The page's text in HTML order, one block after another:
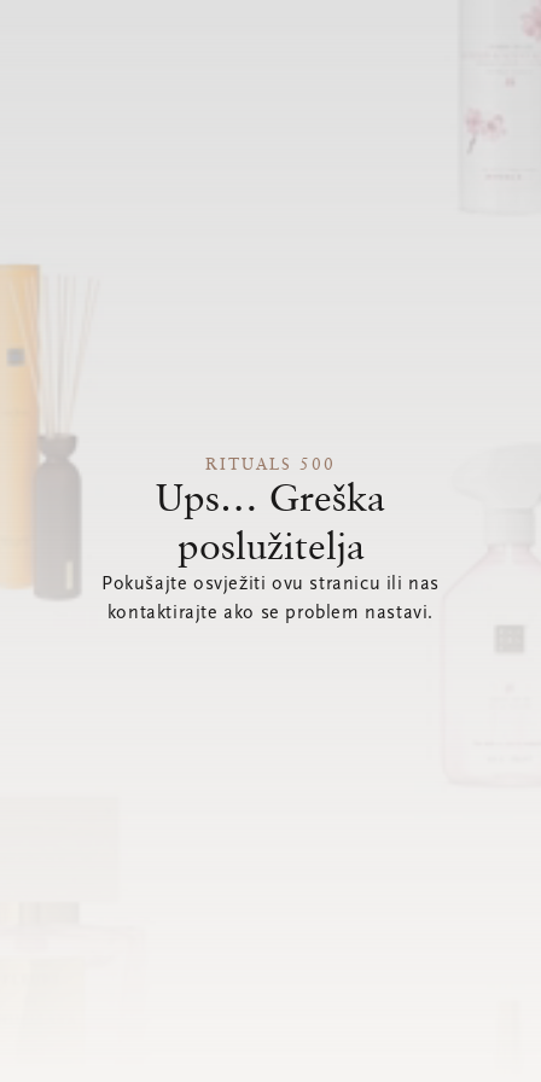
RITUALS 500
Ups… Greška
poslužitelja
Pokušajte osvježiti ovu stranicu ili nas
kontaktirajte ako se problem nastavi.